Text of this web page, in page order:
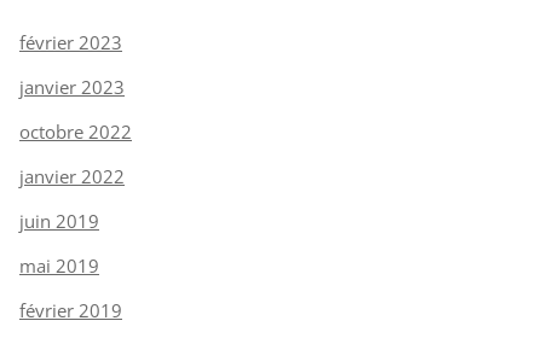
février 2023
janvier 2023
octobre 2022
janvier 2022
juin 2019
mai 2019
février 2019